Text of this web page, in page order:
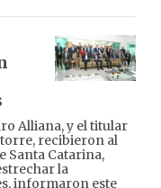
Alliana, y el titular
recibieron al
Santa Catarina,
la
informaron este